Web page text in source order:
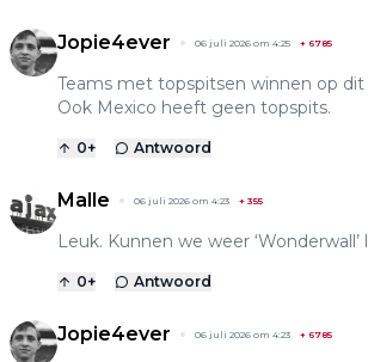
Jopie4ever 06 juli 2026 om 4:25 + 6785
Teams met topspitsen winnen op dit
Ook Mexico heeft geen topspits.
0+ Antwoord
Malle 06 juli 2026 om 4:23 + 355
Leuk. Kunnen we weer ‘Wonderwall’
0+ Antwoord
Jopie4ever 06 juli 2026 om 4:23 + 6785